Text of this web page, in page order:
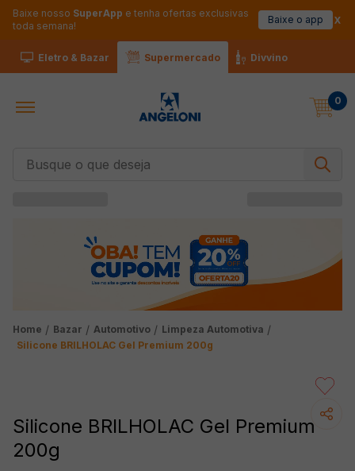
Baixe nosso SuperApp e tenha ofertas exclusivas
toda semana!
Baixe o app
Eletro & Bazar Supermercado Divvino
0
Bazar Automotivo
Limpeza Automotiva
Silicone BRILHOLAC Gel Premium 200g
Silicone BRILHOLAC Gel Premium
200g